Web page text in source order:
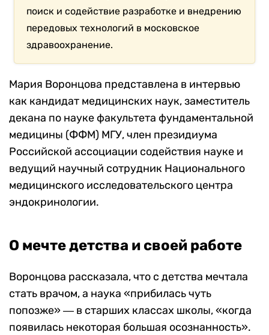
поиск и содействие разработке и внедрению
передовых технологий в московское
здравоохранение.
Мария Воронцова представлена в интервью
как кандидат медицинских наук, заместитель
декана по науке факультета фундаментальной
медицины (ФФМ) МГУ, член президиума
Российской ассоциации содействия науке и
ведущий научный сотрудник Национального
медицинского исследовательского центра
эндокринологии.
О мечте детства и своей работе
Воронцова рассказала, что с детства мечтала
стать врачом, а наука «прибилась чуть
попозже» ― в старших классах школы, «когда
появилась некоторая большая осознанность».